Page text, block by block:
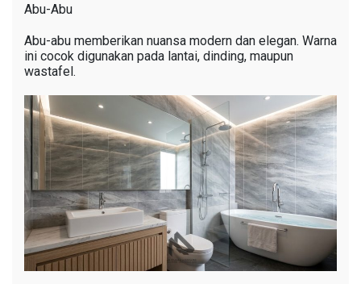
Abu-Abu
Abu-abu memberikan nuansa modern dan elegan. Warna
ini cocok digunakan pada lantai, dinding, maupun
wastafel.